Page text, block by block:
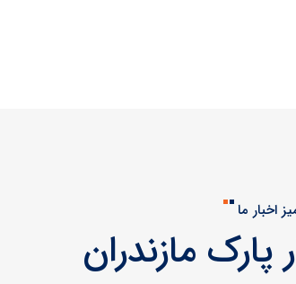
اخبار ما
پارک مازندران